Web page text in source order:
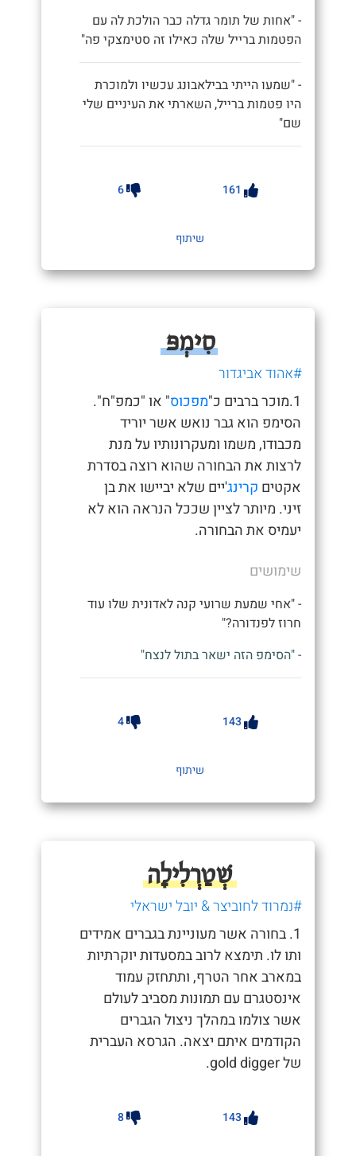
- "אחות של תומר גדלה כבר הולכת לה עם
הפטמות ברייל שלה כאילו זה סטימצקי פה"
- "שמעו הייתי בבילאבונג עכשיו ולמוכרת
היו פטמות ברייל, השארתי את העיניים שלי
שם"
161
6
שיתוף
סִימְפּ
#אהוד אביגדור
1.מוכר ברבים כ"
מפכוס" או "כמפ"ח".
הסימפ הוא גבר נואש אשר יוריד
מכבודו, משמו ומעקרונותיו על מנת
לרצות את הבחורה שהוא רוצה בסדרת
אקטים קרינג'יים שלא יביישו את בן
זיני. מיותר לציין שככל הנראה הוא לא
יעמיס את הבחורה.
שימושים
- "אחי שמעת שרועי קנה לאדונית שלו עוד
חרוז לפנדורה?"
- "הסימפ הזה ישאר בתול לנצח"
143
4
שיתוף
שְׁטַרְלִילָה
#נמרוד לחוביצר & יובל ישראלי
1. בחורה אשר מעוניינת בגברים אמידים
ותו לו. תימצא לרוב במסעדות יוקרתיות
במארב אחר הטרף, ותתחזק עמוד
אינסטגרם עם תמונות מסביב לעולם
אשר צולמו במהלך ניצול הגברים
הקודמים איתם יצאה. הגרסא העברית
של gold digger.
143
8